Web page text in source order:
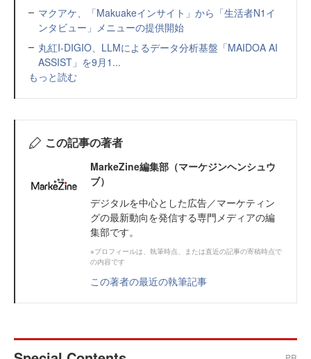
マクアケ、「Makuakeインサイト」から「生活者N1イ
ンタビュー」メニューの提供開始
丸紅I-DIGIO、LLMによるデータ分析基盤「MAIDOA AI
ASSIST」を9月1...
もっと読む
この記事の著者
MarkeZine編集部（マーケジンヘンシュウ
ブ）
デジタルを中心とした広告／マーケティン
グの最新動向を発信する専門メディアの編
集部です。
※プロフィールは、執筆時点、または直近の記事の寄稿時点で
の内容です
この著者の最近の執筆記事